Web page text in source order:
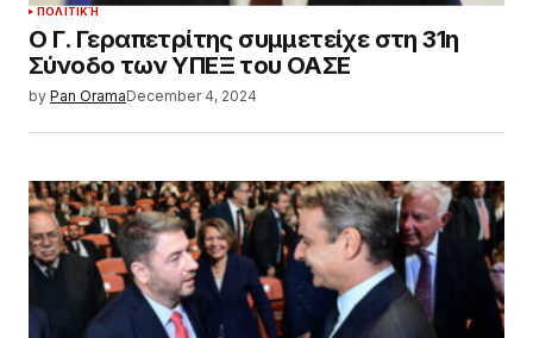
ΠΟΛΙΤΙΚΉ
Ο Γ. Γεραπετρίτης συμμετείχε στη 31η
Σύνοδο των ΥΠΕΞ του ΟΑΣΕ
by Pan OramaDecember 4, 2024